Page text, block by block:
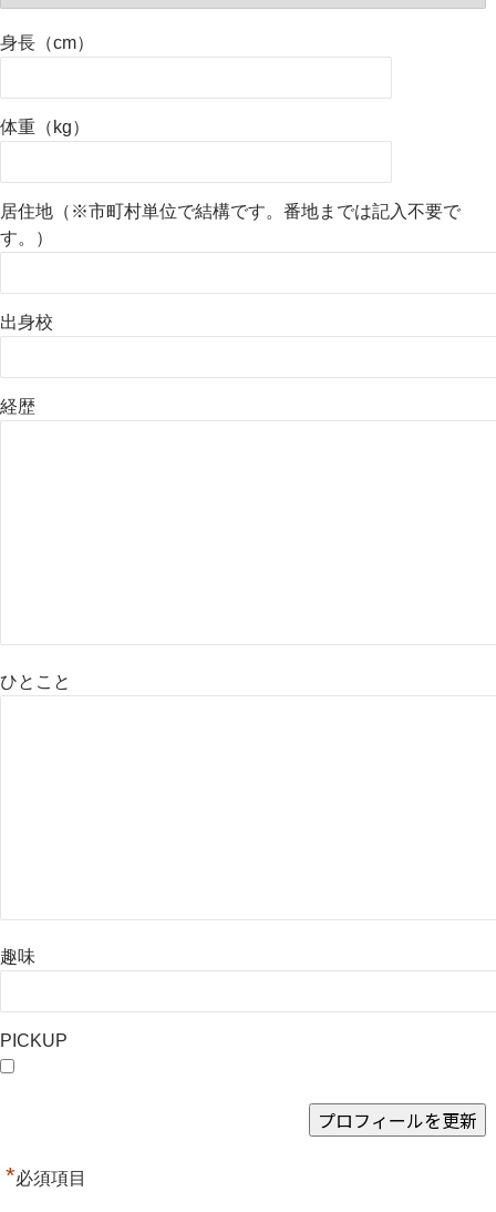
身長（cm）
体重（kg）
居住地（※市町村単位で結構です。番地までは記入不要で
す。）
出身校
経歴
ひとこと
趣味
PICKUP
*必須項目